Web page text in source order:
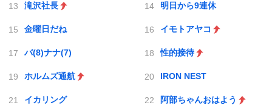
滝沢社長 明日から9連休
金曜日だね イモトアヤコ
バ(8)ナナ(7) 性的接待
ホルムズ通航 IRON NEST
イカリング 阿部ちゃんおはよう